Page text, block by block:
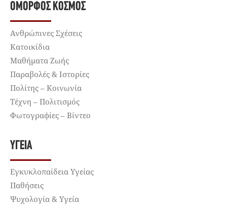
ΌΜΟΡΦΟΣ ΚΌΣΜΟΣ
Ανθρώπινες Σχέσεις
Κατοικίδια
Μαθήματα Ζωής
Παραβολές & Ιστορίες
Πολίτης – Κοινωνία
Τέχνη – Πολιτισμός
Φωτογραφίες – Βίντεο
ΥΓΕΊΑ
Εγκυκλοπαίδεια Υγείας
Παθήσεις
Ψυχολογία & Υγεία